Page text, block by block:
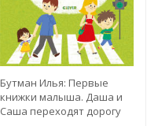
Бутман Илья: Первые
книжки малыша. Даша и
Саша переходят дорогу